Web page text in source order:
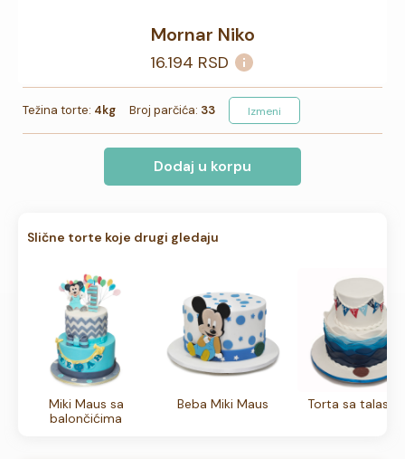
Mornar Niko
16.194 RSD
Težina torte: 4kg Broj parčića: 33 Izmeni
Dodaj u korpu
Slične torte koje drugi gledaju
Miki Maus sa
balončićima
Beba Miki Maus Torta sa